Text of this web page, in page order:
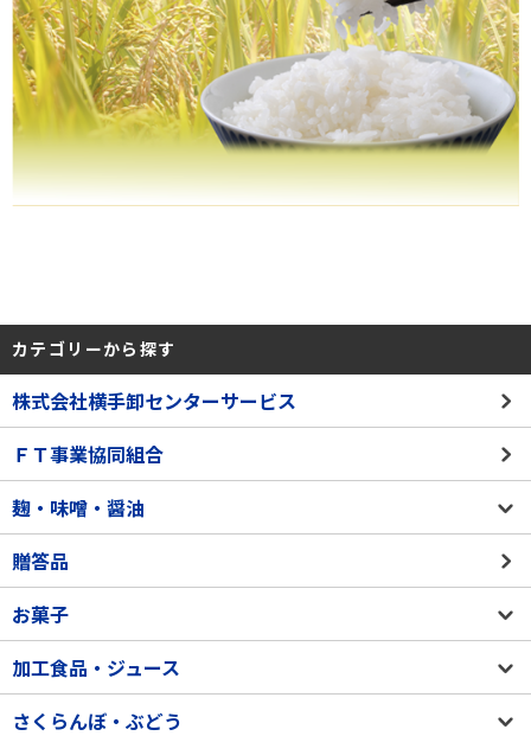
カテゴリーから探す
株式会社横手卸センターサービス
ＦＴ事業協同組合
麹・味噌・醤油
贈答品
お菓子
加工食品・ジュース
さくらんぼ・ぶどう